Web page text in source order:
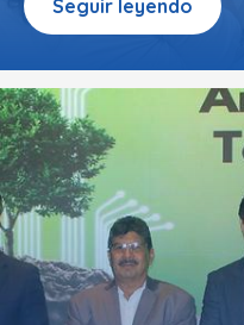
Seguir leyendo